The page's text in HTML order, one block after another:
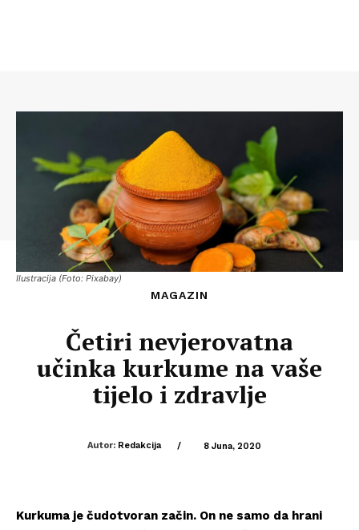
Ilustracija (Foto: Pixabay)
MAGAZIN
Četiri nevjerovatna
učinka kurkume na vaše
tijelo i zdravlje
Autor: Redakcija / 8 Juna, 2020
Kurkuma je čudotvoran začin. On ne samo da hrani